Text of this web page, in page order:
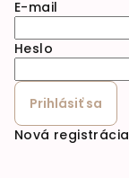
E-mail
Heslo
Prihlásiť sa
Nová registrácia